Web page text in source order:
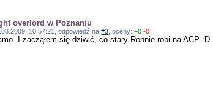
overlord w Poznaniu
10:57:21, odpowiedź na#3 , oceny:+0 -0
I zacząłem się dziwić, co stary Ronnie robi na ACP :D